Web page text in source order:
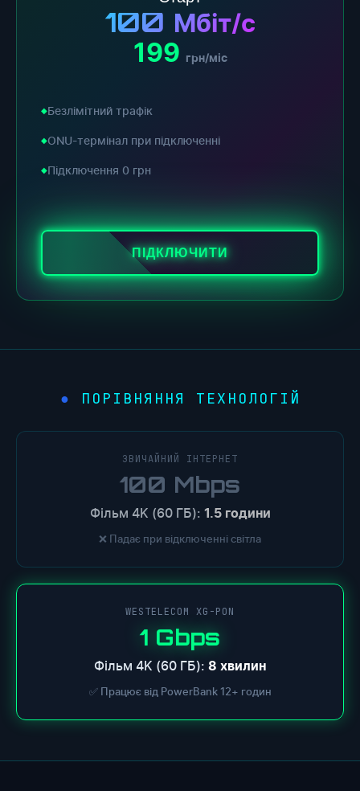
100 Мбіт/с
199 грн/міс
Безлімітний трафік
ONU-термінал при підключенні
Підключення 0 грн
ПІДКЛЮЧИТИ
● ПОРІВНЯННЯ ТЕХНОЛОГІЙ
ЗВИЧАЙНИЙ ІНТЕРНЕТ
100 Mbps
Фільм 4K (60 ГБ): 1.5 години
❌ Падає при відключенні світла
WESTELECOM XG-PON
1 Gbps
Фільм 4K (60 ГБ): 8 хвилин
✅ Працює від PowerBank 12+ годин